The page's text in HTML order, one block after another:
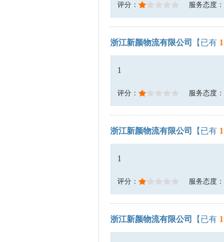
评分： 服务态度：
浙江新颜物流有限公司 【已有 1
1
评分： 服务态度：
浙江新颜物流有限公司 【已有 1
1
评分： 服务态度：
浙江新颜物流有限公司 【已有 1